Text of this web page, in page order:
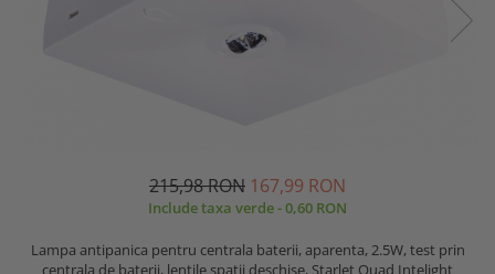
215,98 RON 167,99 RON
Include taxa verde - 0,60 RON
Lampa antipanica pentru centrala baterii, aparenta, 2.5W, test prin
centrala de baterii, lentile spatii deschise, Starlet Quad Intelight